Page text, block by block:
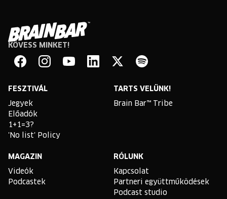
Brain
Bar
KÖVESS MINKET!
FESZTIVÁL
Jegyek
Előadók
1+1=3?
'No list' Policy
TARTS VELÜNK!
Brain Bar™ Tribe
MAGAZIN
Videók
Podcastek
RÓLUNK
Kapcsolat
Partneri együttműködések
Podcast studio